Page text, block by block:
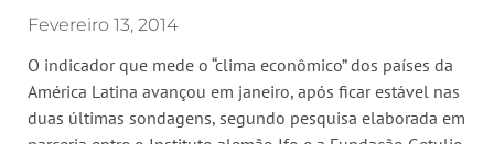
Fevereiro 13, 2014
O indicador que mede o “clima econômico” dos países da
América Latina avançou em janeiro, após ficar estável nas
duas últimas sondagens, segundo pesquisa elaborada em